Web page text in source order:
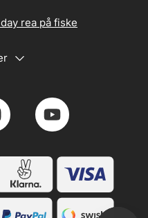
rea på fiske